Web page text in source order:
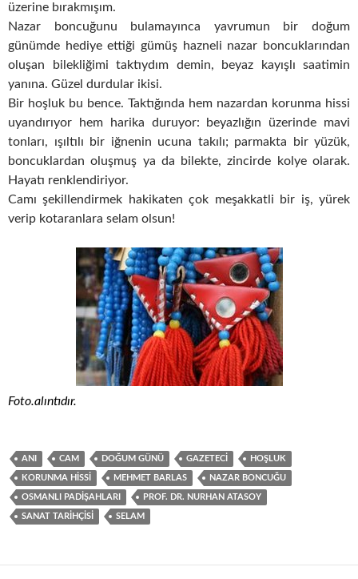
üzerine bırakmışım.
Nazar boncuğunu bulamayınca yavrumun bir doğum
günümde hediye ettiği gümüş hazneli nazar boncuklarından
oluşan bilekliğimi taktıydım demin, beyaz kayışlı saatimin
yanına. Güzel durdular ikisi.
Bir hoşluk bu bence. Taktığında hem nazardan korunma hissi
uyandırıyor hem harika duruyor: beyazlığın üzerinde mavi
tonları, ışıltılı bir iğnenin ucuna takılı; parmakta bir yüzük,
boncuklardan oluşmuş ya da bilekte, zincirde kolye olarak.
Hayatı renklendiriyor.
Camı şekillendirmek hakikaten çok meşakkatli bir iş, yürek
verip kotaranlara selam olsun!
Foto.alıntıdır.
ANI CAM DOĞUM GÜNÜ GAZETECI HOŞLUK
KORUNMA HISSI MEHMET BARLAS NAZAR BONCUĞU
OSMANLI PADIŞAHLARI PROF. DR. NURHAN ATASOY
SANAT TARIHÇISI SELAM